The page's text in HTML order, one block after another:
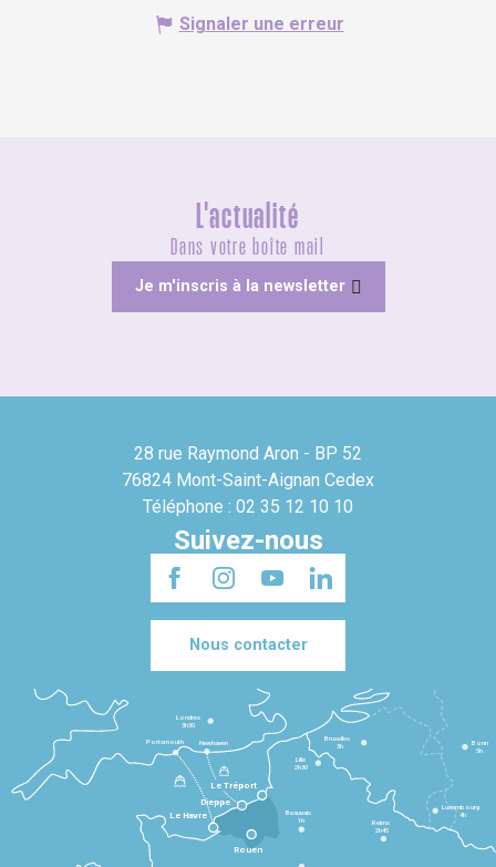
Signaler une erreur
L'actualité
Dans votre boîte mail
Je m'inscris à la newsletter
28 rue Raymond Aron - BP 52
76824 Mont-Saint-Aignan Cedex
Téléphone : 02 35 12 10 10
Suivez-nous
Nous contacter
Le Havre
Dieppe
Le Tréport
Beauvais
1h
Reims
2h45
Lille
2h30
Bruxelles
3h
Londres
3h30
Newhaven
Portsmouth
Bonn
5h
Luxembourg
4h
Rouen